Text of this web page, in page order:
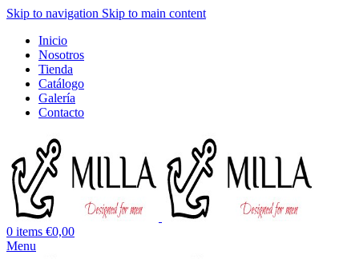
Skip to navigation Skip to main content
Inicio
Nosotros
Tienda
Catálogo
Galería
Contacto
0 items €0,00
Menu